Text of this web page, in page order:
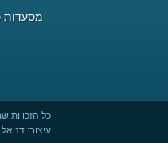
מסעדות
כל הזכויות
עיצוב: